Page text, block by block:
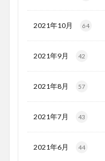
2021年10月 64
2021年9月 42
2021年8月 57
2021年7月 43
2021年6月 44